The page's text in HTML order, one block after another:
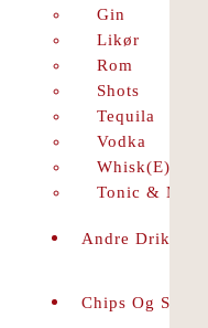
Gin
Likør
Rom
Shots
Tequila
Vodka
Whisk(e)y
Tonic & Mixer
Andre
Chips Og Snacks